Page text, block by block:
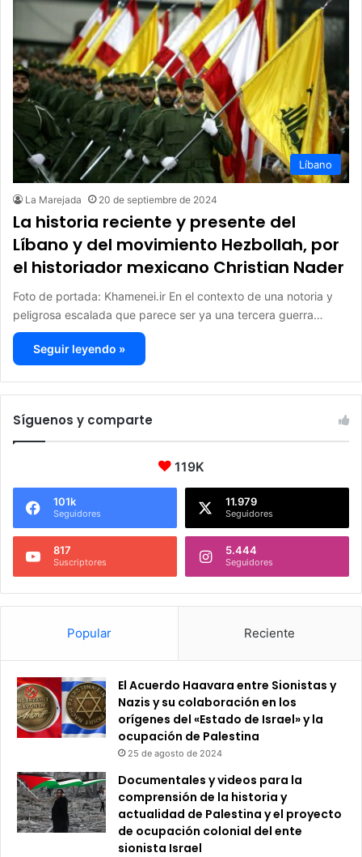
Líbano
La Marejada 20 de septiembre de 2024
La historia reciente y presente del
Líbano y del movimiento Hezbollah, por
el historiador mexicano Christian Nader
Foto de portada: Khamenei.ir En el contexto de una notoria y
peligrosa escalada que parece ser ya una tercera guerra…
Seguir leyendo »
Síguenos y comparte
119K
101k
Seguidores
11.979
Seguidores
817
Suscriptores
5.444
Seguidores
Popular Reciente
El Acuerdo Haavara entre Sionistas y
Nazis y su colaboración en los
orígenes del «Estado de Israel» y la
ocupación de Palestina
25 de agosto de 2024
Documentales y videos para la
comprensión de la historia y
actualidad de Palestina y el proyecto
de ocupación colonial del ente
sionista Israel